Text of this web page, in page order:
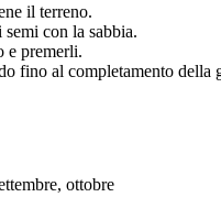
il terreno.
con la sabbia.
e premerli.
fino al completamento della
ottobre